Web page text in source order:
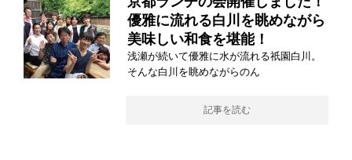
優雅に流れる白川を眺めながら
美味しい和食を堪能！
浅瀬が続いて優雅に水が流れる祇園白川。
そんな白川を眺めながらのん
記事を読む